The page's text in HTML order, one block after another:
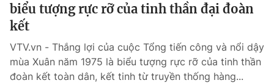
biểu tượng rực rỡ của tinh thần đại đoàn
kết
VTV.vn - Thắng lợi của cuộc Tổng tiến công và nổi dậy
mùa Xuân năm 1975 là biểu tượng rực rỡ của tinh thần
đoàn kết toàn dân, kết tinh từ truyền thống hàng...